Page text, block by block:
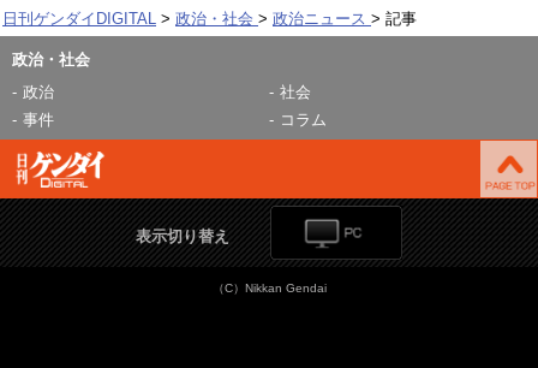
日刊ゲンダイDIGITAL 政治・社会 政治ニュース 記事
政治・社会
政治
社会
事件
コラム
表示切り替え
（C）Nikkan Gendai